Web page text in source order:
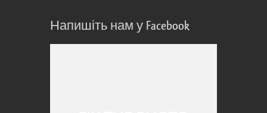
Напишіть нам у Facebook